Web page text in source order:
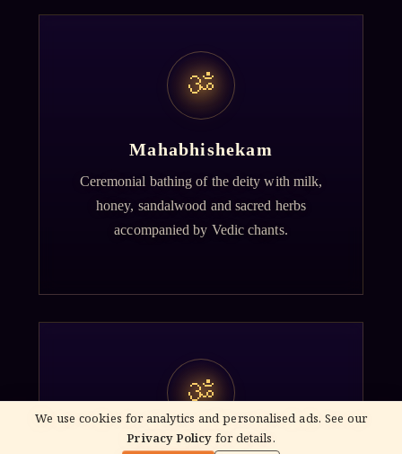
We use cookies for analytics and personalised ads. See our
Privacy Policyfor details.
ॐ
Mahabhishekam
Ceremonial bathing of the deity with milk,
honey, sandalwood and sacred herbs
accompanied by Vedic chants.
ॐ